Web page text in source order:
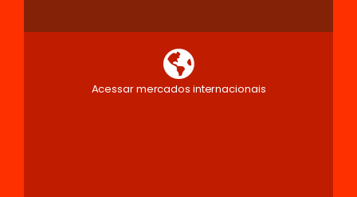
Acessar mercados internacionais